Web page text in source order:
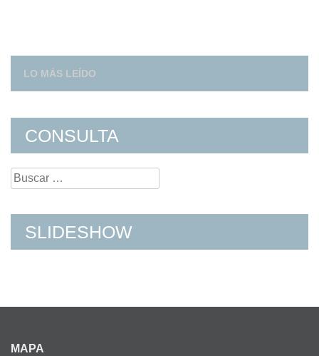
LO MÁS LEÍDO
CONSULTA
Search
for:
SLIDESHOW
MAPA